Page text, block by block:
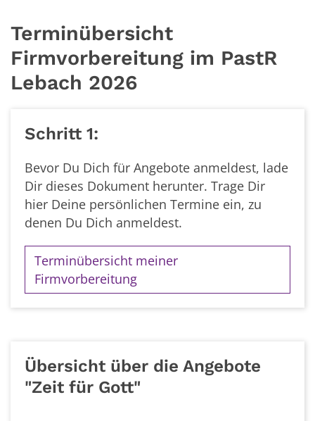
Terminübersicht
Firmvorbereitung im PastR
Lebach 2026
Schritt 1:
Bevor Du Dich für Angebote anmeldest, lade
Dir dieses Dokument herunter. Trage Dir
hier Deine persönlichen Termine ein, zu
denen Du Dich anmeldest.
Terminübersicht meiner
Firmvorbereitung
Übersicht über die Angebote
"Zeit für Gott"